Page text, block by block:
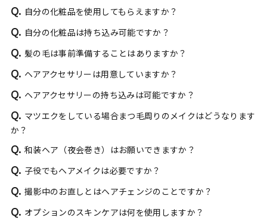
Q. 自分の化粧品を使用してもらえますか？
Q. 自分の化粧品は持ち込み可能ですか？
Q. 髪の毛は事前準備することはありますか？
Q. ヘアアクセサリーは用意していますか？
Q. ヘアアクセサリーの持ち込みは可能ですか？
Q. マツエクをしている場合まつ毛周りのメイクはどうなります
か？
Q. 和装ヘア（夜会巻き）はお願いできますか？
Q. 子役でもヘアメイクは必要ですか？
Q. 撮影中のお直しとはヘアチェンジのことですか？
Q. オプションのスキンケアは何を使用しますか？